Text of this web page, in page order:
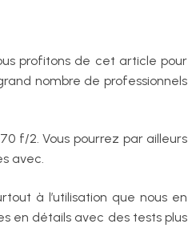
profitons de cet article pour
nombre de professionnels
f/2. Vous pourrez par ailleurs
avec.
à l’utilisation que nous en
en détails avec des tests plus